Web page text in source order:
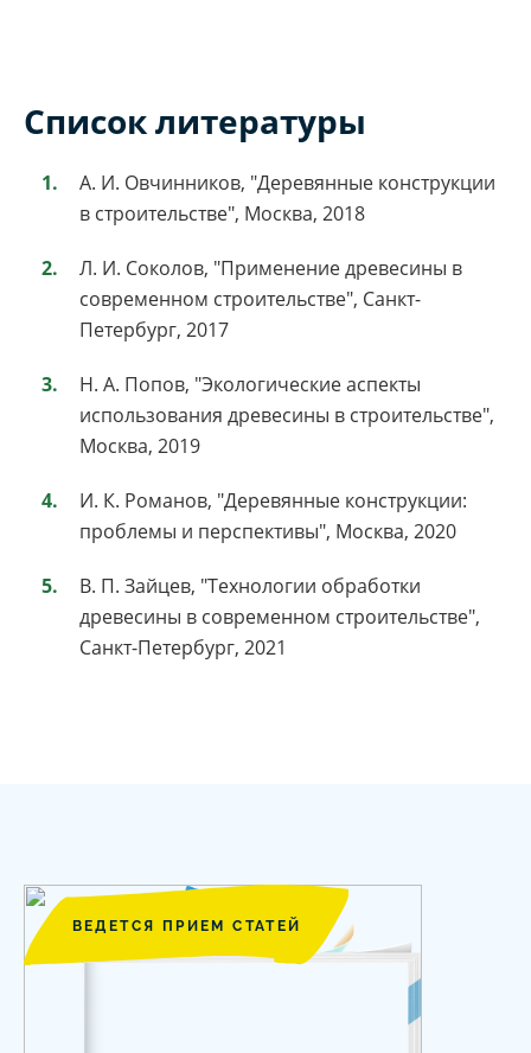
Список литературы
А. И. Овчинников, "Деревянные конструкции
в строительстве", Москва, 2018
Л. И. Соколов, "Применение древесины в
современном строительстве", Санкт-
Петербург, 2017
Н. А. Попов, "Экологические аспекты
использования древесины в строительстве",
Москва, 2019
И. К. Романов, "Деревянные конструкции:
проблемы и перспективы", Москва, 2020
В. П. Зайцев, "Технологии обработки
древесины в современном строительстве",
Санкт-Петербург, 2021
ВЕДЕТСЯ ПРИЕМ СТАТЕЙ